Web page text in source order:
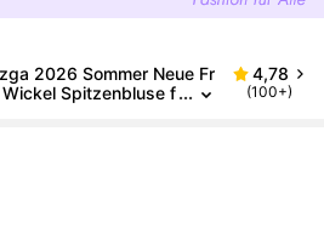
2026 Sommer Neue Fr
Spitzenbluse f
4,78
(100+)